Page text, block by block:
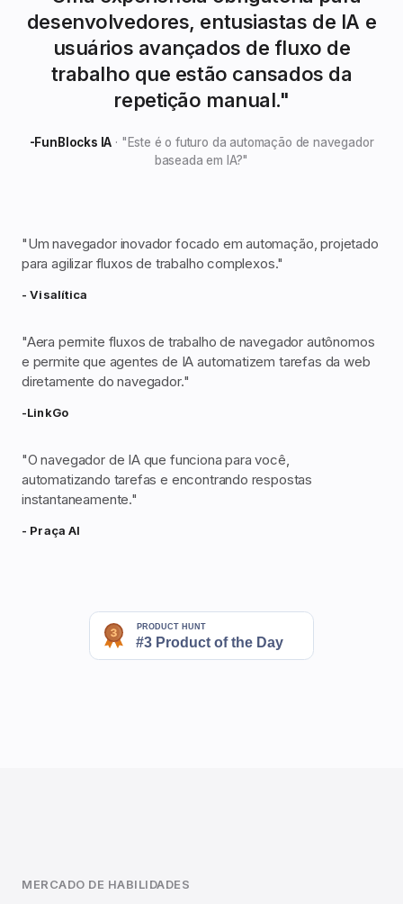
desenvolvedores, entusiastas de IA e
usuários avançados de fluxo de
trabalho que estão cansados ​​da
repetição manual."
-FunBlocks IA · " Este é o futuro da automação de navegador
baseada em IA?"
"Um navegador inovador focado em automação, projetado
para agilizar fluxos de trabalho complexos."
- Visalítica
"Aera permite fluxos de trabalho de navegador autônomos
e permite que agentes de IA automatizem tarefas da web
diretamente do navegador."
-LinkGo
"O navegador de IA que funciona para você,
automatizando tarefas e encontrando respostas
instantaneamente."
- Praça AI
MERCADO DE HABILIDADES